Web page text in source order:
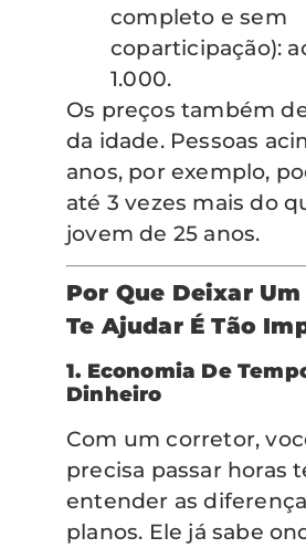
completo e sem
coparticipação):
1.000.
Os preços também
da idade. Pessoas
anos, por exemplo,
até 3 vezes mais do
jovem de 25 anos.
Por Que Deixar
Te Ajudar É Tão
1. Economia De
Dinheiro
Com um corretor,
precisa passar horas
entender as
planos. Ele já sabe